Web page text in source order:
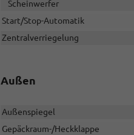
Scheinwerfer
Start/Stop-Automatik
Zentralverriegelung
Außen
Außenspiegel
Gepäckraum-/Heckklappe